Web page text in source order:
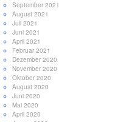
September 2021
August 2021
Juli 2021
Juni 2021
April 2021
Februar 2021
Dezember 2020
November 2020
Oktober 2020
August 2020
Juni 2020
Mai 2020
April 2020